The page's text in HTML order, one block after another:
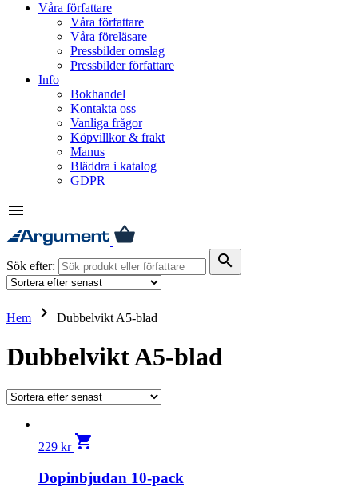
Våra författare
Våra författare
Våra föreläsare
Pressbilder omslag
Pressbilder författare
Info
Bokhandel
Kontakta oss
Vanliga frågor
Köpvillkor & frakt
Manus
Bläddra i katalog
GDPR
menu
Sök efter: search
Hem keyboard_arrow_right Dubbelvikt A5-blad
Dubbelvikt A5-blad
229 kr shopping_cart
Dopinbjudan 10-pack